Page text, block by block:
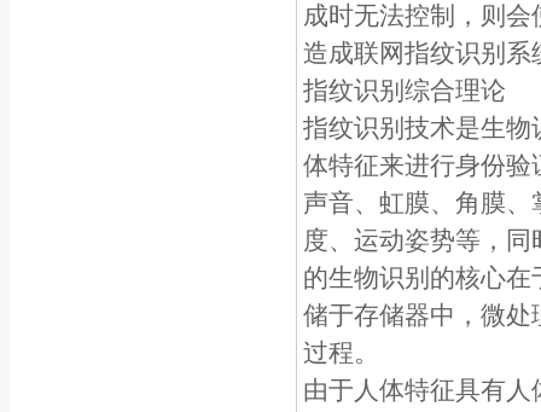
成时无法控制，则
造成联网指纹识别系
指纹识别综合理论
指纹识别技术是生
体特征来进行身份
声音、虹膜、角膜
度、运动姿势等，
的生物识别的核心
储于存储器中，微
过程。
由于人体特征具有